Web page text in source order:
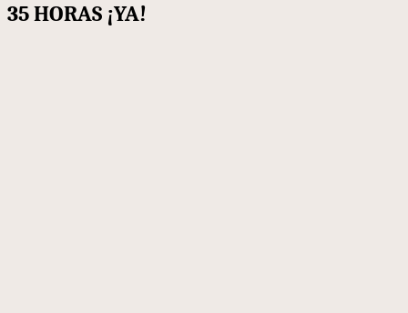
35 HORAS ¡YA!